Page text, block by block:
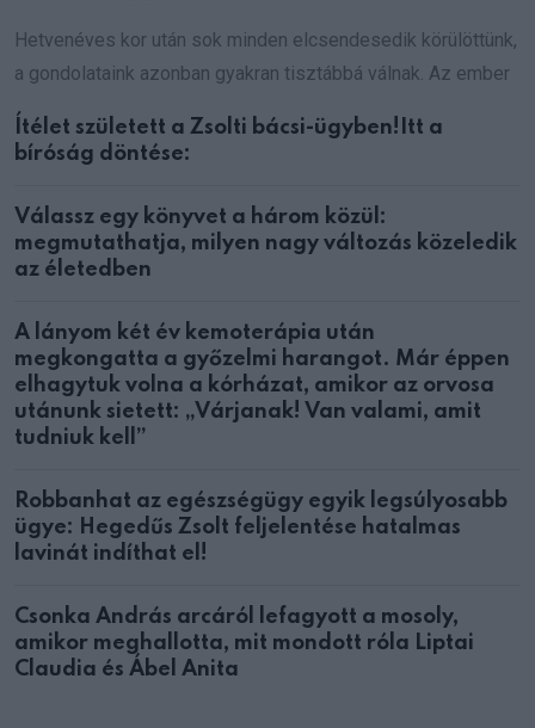
Hetvenéves kor után sok minden elcsendesedik körülöttünk,
a gondolataink azonban gyakran tisztábbá válnak. Az ember
Ítélet született a Zsolti bácsi-ügyben!Itt a
bíróság döntése:
Válassz egy könyvet a három közül:
megmutathatja, milyen nagy változás közeledik
az életedben
A lányom két év kemoterápia után
megkongatta a győzelmi harangot. Már éppen
elhagytuk volna a kórházat, amikor az orvosa
utánunk sietett: „Várjanak! Van valami, amit
tudniuk kell”
Robbanhat az egészségügy egyik legsúlyosabb
ügye: Hegedűs Zsolt feljelentése hatalmas
lavinát indíthat el!
Csonka András arcáról lefagyott a mosoly,
amikor meghallotta, mit mondott róla Liptai
Claudia és Ábel Anita